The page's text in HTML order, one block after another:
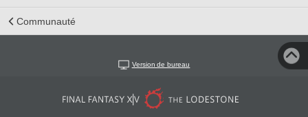
Communauté
Version de bureau